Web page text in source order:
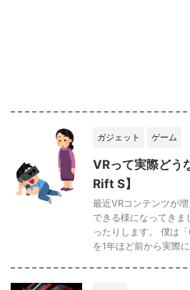
ガジェット ゲーム
VRって実際どう
Rift S】
最近VRコンテンツが
できる様になってきま
ったりします。 僕は
を1年ほど前から実際